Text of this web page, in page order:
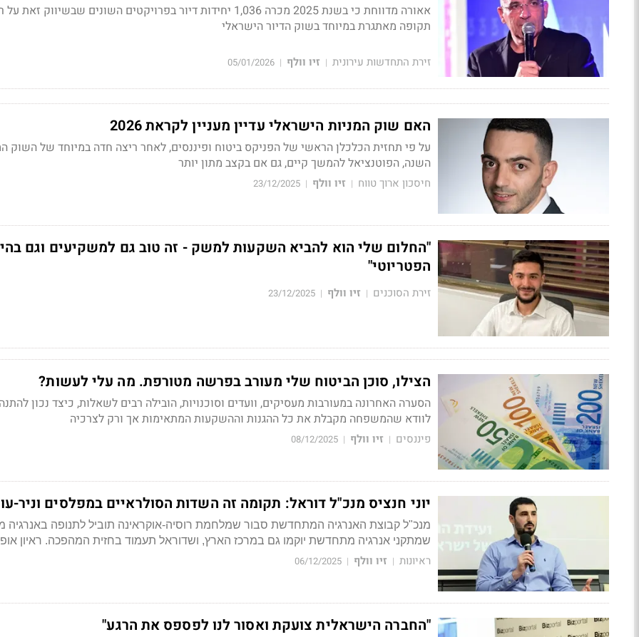
אאורה מדווחת כי בשנת 2025 מכרה 1,036 יחידות דיור בפרויקטים השונים שבשיווק זאת
תקופה מאתגרת במיוחד בשוק הדיור הישראלי
זירת התחדשות עירונית | זיו וולף |
05/01/2026
האם שוק המניות הישראלי עדיין מעניין לקראת 2026
על פי תחזית הכלכלן הראשי של הפניקס ביטוח ופיננסים,לאחר ריצה חדה במיוחד של השוק
השנה, הפוטנציאל להמשך קיים, גם אם בקצב מתון יותר
חיסכון ארוך טווח | זיו וולף |
23/12/2025
"החלום שלי הוא להביא השקעות למשק - זה טוב גם למשקיעים וגם
הפטריוטי"
זירת הסוכנים | זיו וולף |
23/12/2025
הצילו, סוכן הביטוח שלי מעורב בפרשה מטורפת. מה עלי לעשות?
הסערה האחרונה במעורבות מעסיקים, וועדים וסוכנויות, הובילה רבים לשאלות, כיצד נכון
לוודא שהמשפחה מקבלת את כל ההגנות וההשקעות המתאימות אך ורק לצרכיה
פיננסים | זיו וולף |
08/12/2025
יוני חנציס מנכ"ל דוראל: תקומה זה השדות הסולראיים במפלסים וניר-
מנכ"ל קבוצת האנרגיה המתחדשת סבור שמלחמת רוסיה-אוקראינה תוביל לתנופה
שמתקני אנרגיה מתחדשת יוקמו גם במרכז הארץ, ושדוראל תעמוד בחזית המהפכה. ראיון
ראיונות | זיו וולף |
06/12/2025
"החברה הישראלית צועקת ואסור לנו לפספס את הרגע"